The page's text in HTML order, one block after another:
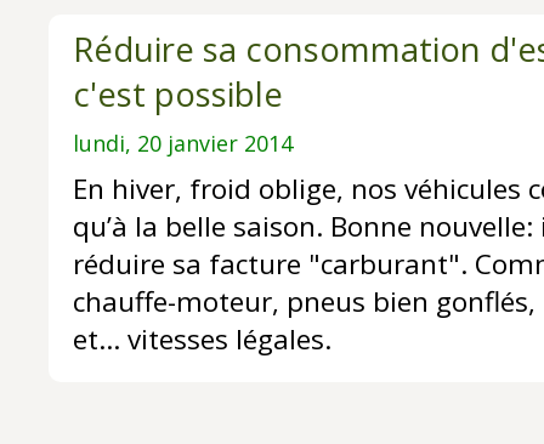
Réduire sa consommation
c'est possible
lundi, 20 janvier 2014
En hiver, froid oblige, nos véhicules
qu’à la belle saison. Bonne
réduire sa facture "carburant".
chauffe-moteur, pneus bien
et... vitesses légales.